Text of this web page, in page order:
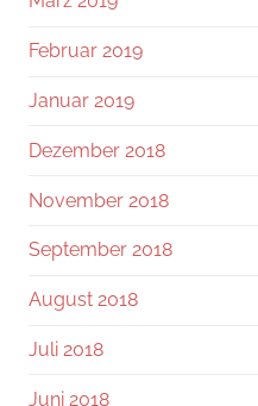
Februar 2019
Januar 2019
Dezember 2018
November 2018
September 2018
August 2018
Juli 2018
Juni 2018